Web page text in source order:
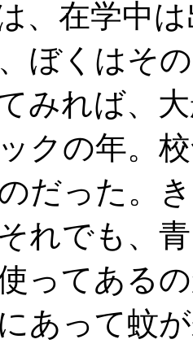
、在学中
ぼくはそ
みれば、
クの年。
だった。
れでも、
ってある
あって蚊